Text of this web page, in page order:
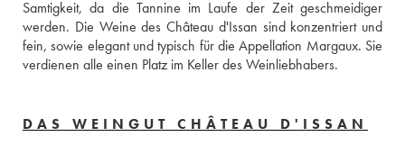
Samtigkeit, da die Tannine im Laufe der Zeit geschmeidiger
werden. Die Weine des Château d'Issan sind konzentriert und
fein, sowie elegant und typisch für die Appellation Margaux. Sie
verdienen alle einen Platz im Keller des Weinliebhabers.
DAS WEINGUT CHÂTEAU D'ISSAN